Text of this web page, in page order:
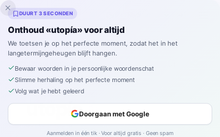
Inklingo
Home› Spaans›Woordenboek›utopía
utopía
oo-toh-PEE-ah u.toˈpi.a
DUURT 3 SECONDEN
Onthoud «utopía» voor altijd
We toetsen je op het perfecte moment, zodat het in het
langetermijngeheugen blijft hangen.
Bewaar woorden in je persoonlijke woordenschat
Slimme herhaling op het perfecte moment
Volg wat je hebt geleerd
Doorgaan met Google
Aanmelden in één tik · Voor altijd gratis · Geen spam